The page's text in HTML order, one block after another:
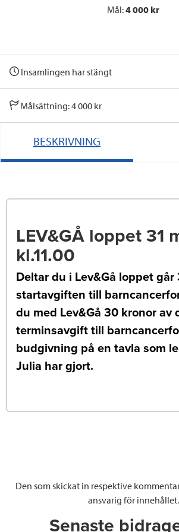
Mål:4 000 kr
Insamlingen har stängt
Målsättning: 4 000 kr
BESKRIVNING
LEV&GÅ loppet 31
kl.11.00
Deltar du i Lev&Gå loppet går
startavgiften till
du med Lev&Gå 30 kronor av
terminsavgift till
budgivning på en tavla som
Julia har gjort.
Den som skickat in respektive
ansvarig för innehållet.
Senaste